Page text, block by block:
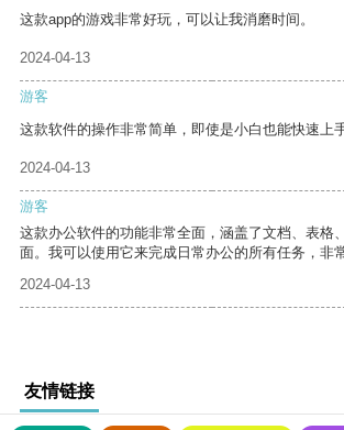
这款app的游戏非常好玩，可以让我消磨时间。
2024-04-13
游客
这款软件的操作非常简单，即使是小白也能快速上手
2024-04-13
游客
这款办公软件的功能非常全面，涵盖了文档、表格
面。我可以使用它来完成日常办公的所有任务，非
2024-04-13
友情链接